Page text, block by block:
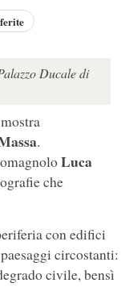
Ducale di
.
Luca
che
con edifici
circostanti:
civile, bensì